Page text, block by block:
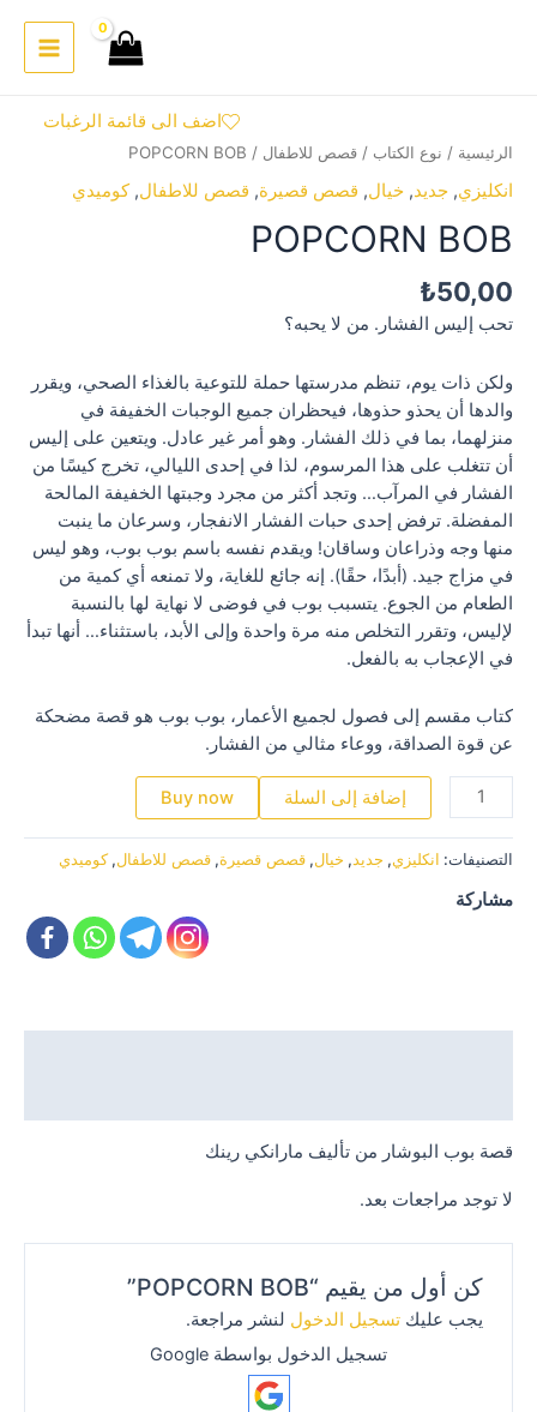
Main
الرئيسية / نوع الكتاب / قصص للاطفال / POPCORN BOB
انكليزي, جديد, خيال, قصص قصيرة, قصص للاطفال,كوميدي
POPCORN BOB
₺50,00
تحب إليس الفشار. من لا يحبه؟
ولكن ذات يوم، تنظم مدرستها حملة للتوعية بالغذاء الصحي، ويقرر
والدها أن يحذو حذوها، فيحظران جميع الوجبات الخفيفة في
منزلهما، بما في ذلك الفشار. وهو أمر غير عادل. ويتعين على إليس
أن تتغلب على هذا المرسوم، لذا في إحدى الليالي، تخرج كيسًا من
الفشار في المرآب… وتجد أكثر من مجرد وجبتها الخفيفة المالحة
المفضلة. ترفض إحدى حبات الفشار الانفجار، وسرعان ما ينبت
منها وجه وذراعان وساقان! ويقدم نفسه باسم بوب بوب، وهو ليس
في مزاج جيد. (أبدًا، حقًا). إنه جائع للغاية، ولا تمنعه ​​أي كمية من
الطعام من الجوع. يتسبب بوب في فوضى لا نهاية لها بالنسبة
لإليس، وتقرر التخلص منه مرة واحدة وإلى الأبد، باستثناء… أنها تبدأ
في الإعجاب به بالفعل.
كتاب مقسم إلى فصول لجميع الأعمار، بوب بوب هو قصة مضحكة
عن قوة الصداقة، ووعاء مثالي من الفشار.
كمية
POPCORN
BOB
إضافة إلى السلة Buy now
التصنيفات: انكليزي, جديد, خيال, قصص قصيرة, قصص للاطفال,كوميدي
اضف الى قائمة الرغبات
مشاركة
قصة بوب البوشار من تأليف مارانكي رينك
لا توجد مراجعات بعد.
كن أول من يقيم “POPCORN BOB”
يجب عليكتسجيل الدخول لنشر مراجعة.
تسجيل الدخول بواسطة Google